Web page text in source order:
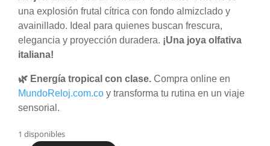
una explosión frutal cítrica con fondo almizclado y
avainillado. Ideal para quienes buscan frescura,
elegancia y proyección duradera. ¡Una joya olfativa
italiana!
🌿 Energía tropical con clase. Compra online en
MundoReloj.com.co y transforma tu rutina en un viaje
sensorial.
1 disponibles